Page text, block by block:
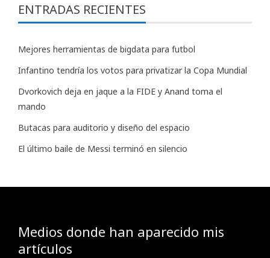
ENTRADAS RECIENTES
Mejores herramientas de bigdata para futbol
Infantino tendría los votos para privatizar la Copa Mundial
Dvorkovich deja en jaque a la FIDE y Anand toma el
mando
Butacas para auditorio y diseño del espacio
El último baile de Messi terminó en silencio
Medios donde han aparecido mis
artículos